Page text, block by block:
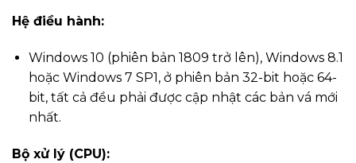
Hệ điều hành:
Windows 10 (phiên bản 1809 trở lên), Windows 8.1
hoặc Windows 7 SP1, ở phiên bản 32-bit hoặc 64-
bit, tất cả đều phải được cập nhật các bản vá mới
nhất.
Bộ xử lý (CPU):